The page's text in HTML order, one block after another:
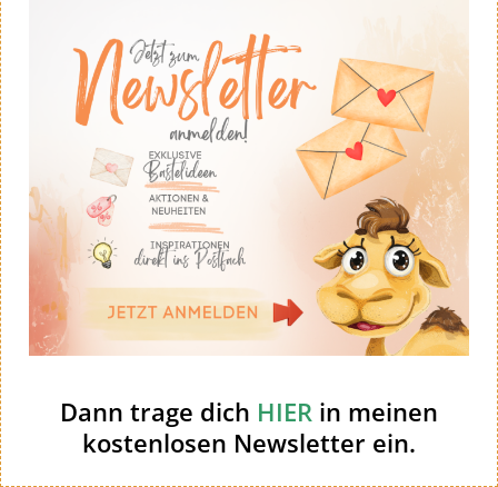
Dann trage dich HIER in meinen
kostenlosen Newsletter ein.